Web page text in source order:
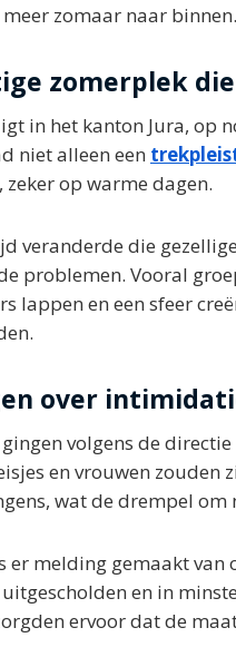
zomaar naar binnen.
zomerplek
in het kanton Jura, op
niet alleen een
zeker op warme dagen.
veranderde die
problemen. Vooral
lappen en een sfeer
over
volgens de
en vrouwen zouden
wat de drempel om
er melding gemaakt van
en in
ervoor dat de